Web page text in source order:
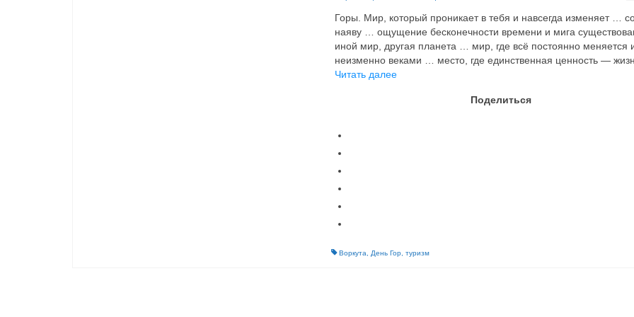
Горы. Мир, который проникает в тебя и навсегда изменяет …
наяву … ощущение бесконечности времени и мига
иной мир, другая планета … мир, где всё постоянно меняется
неизменно веками … место, где единственная ценность —
Читать далее
Поделиться
Воркута День Гор, туризм